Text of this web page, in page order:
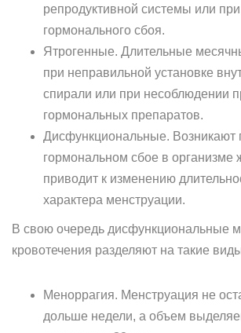
репродуктивной системы или
гормонального сбоя.
Ятрогенные. Длительные
при неправильной установке
спирали или при несоблюдении
гормональных препаратов.
Дисфункциональные. Возникают
гормональном сбое в
приводит к изменению
характера менструации.
В свою очередь дисфункциональные
кровотечения разделяют на такие
Меноррагия. Менструация не
дольше недели, а объем